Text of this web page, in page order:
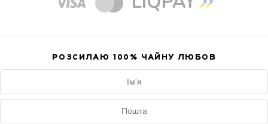
РОЗСИЛАЮ 100% ЧАЙНУ ЛЮБОВ